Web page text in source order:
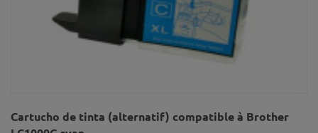
Cartucho de tinta (alternatif) compatible à Brother